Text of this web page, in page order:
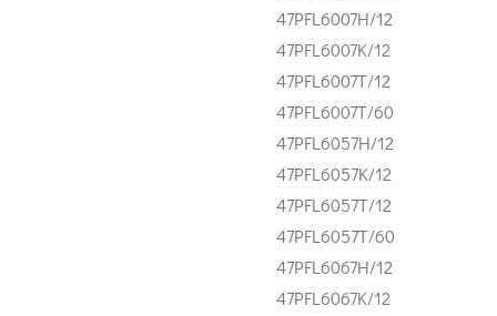
47PFL6007H/12
47PFL6007K/12
47PFL6007T/12
47PFL6007T/60
47PFL6057H/12
47PFL6057K/12
47PFL6057T/12
47PFL6057T/60
47PFL6067H/12
47PFL6067K/12